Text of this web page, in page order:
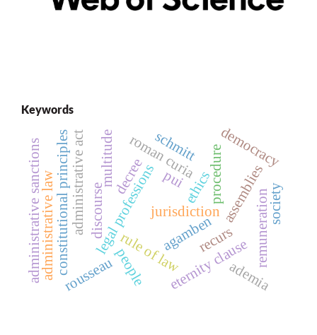
Keywords
ethics
legal professions
discourse jurisdiction
recurs
roman curia
decree
administrative act proceduredemocracy
rule of laweternity clause
constitutional principles assemblies
administrative law agamben
ademia
people
multitude
rousseau
schmitt
administrative sanctions remuneration
pui
society